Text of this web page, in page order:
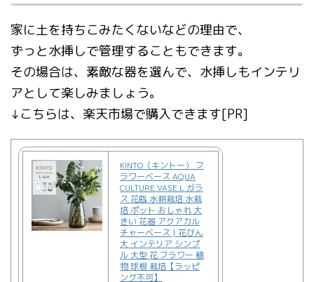
家に土を持ちこみたくないなどの理由で、
ずっと水挿しで管理することもできます。
その場合は、素敵な器を選んで、水挿しもインテリ
アとして楽しみましょう。
↓こちらは、楽天市場で購入できます[PR]
KINTO（キントー） フ
ラワーベース AQUA
CULTURE VASE L ガラ
ス 花瓶 水耕栽培 水栽
培 ポット おしゃれ 大
きい 花器 アクアカル
チャーベース | 花びん
大 インテリア シンプ
ル 大型 花 フラワー 植
物 球根 栽培【ラッピ
ング不可】